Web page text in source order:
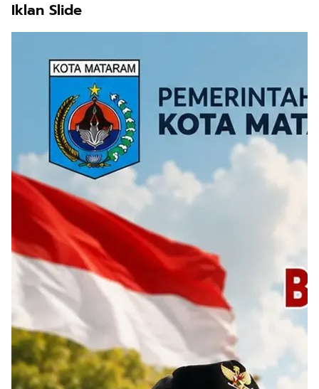
Iklan Slide